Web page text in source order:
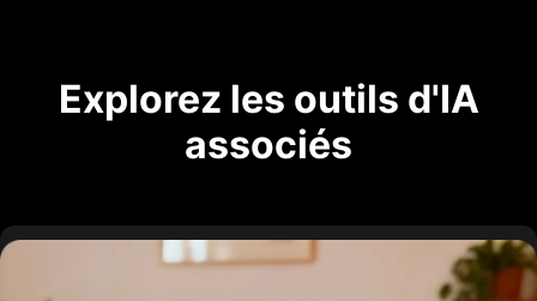
Explorez les outils d'IA
associés